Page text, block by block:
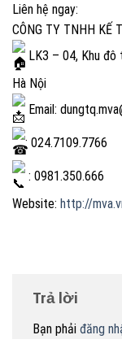
Liên hệ ngay:
CÔNG TY TNHH KẾ
LK3 – 04, Khu đô
Hà Nội
Email:
: 024.7109.7766
: 0981.350.666
Website: http://
Trả lời
Bạn phải đăng